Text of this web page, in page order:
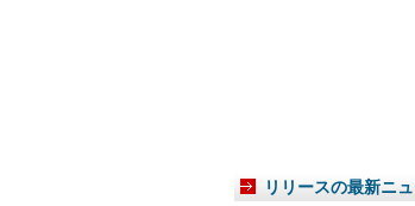
リリースの最新ニ